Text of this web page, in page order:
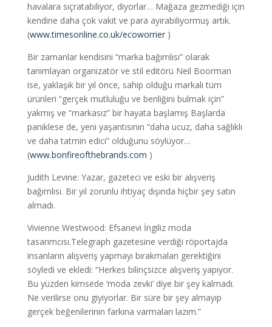
havalara sıçratabiliyor, diyorlar… Mağaza gezmediği için
kendine daha çok vakit ve para ayırabiliyormuş artık.
(www.timesonline.co.uk/ecoworrier)
Bir zamanlar kendisini “marka bağımlısı” olarak
tanımlayan organizatör ve stil editörü Neil Boorman
ise, yaklaşık bir yıl önce, sahip olduğu markalı tüm
ürünleri “gerçek mutluluğu ve benliğini bulmak için”
yakmış ve “markasız” bir hayata başlamış Başlarda
paniklese de, yeni yaşantısının “daha ucuz, daha sağlıklı
ve daha tatmin edici” olduğunu söylüyor…
(www.bonfireofthebrands.com )
Judith Levine: Yazar, gazeteci ve eski bir alışveriş
bağımlısı. Bir yıl zorunlu ihtiyaç dışında hiçbir şey satın
almadı.
Vivienne Westwood: Efsanevi İngiliz moda
tasarımcısı.Telegraph gazetesine verdiği röportajda
insanların alışveriş yapmayı bırakmaları gerektiğini
söyledi ve ekledi: “Herkes bilinçsizce alışveriş yapıyor.
Bu yüzden kimsede ‘moda zevki’ diye bir şey kalmadı.
Ne verilirse onu giyiyorlar. Bir süre bir şey almayıp
gerçek beğenilerinin farkına varmaları lazım.”